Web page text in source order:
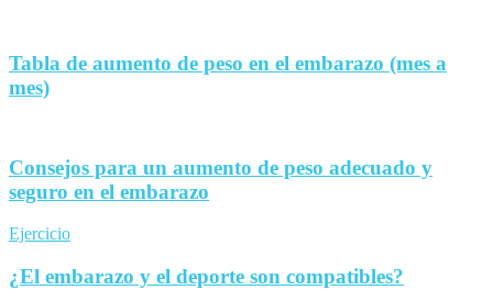
Tabla de aumento de peso en el embarazo (mes a
mes)
Consejos para un aumento de peso adecuado y
seguro en el embarazo
Ejercicio
¿El embarazo y el deporte son compatibles?